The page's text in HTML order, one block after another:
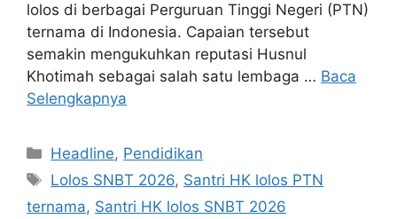
lolos di berbagai Perguruan Tinggi Negeri (PTN)
ternama di Indonesia. Capaian tersebut
semakin mengukuhkan reputasi Husnul
Khotimah sebagai salah satu lembaga … Baca
Selengkapnya
Kategori
Headline, Pendidikan
Tag
Lolos SNBT 2026, Santri HK lolos PTN
ternama, Santri HK lolos SNBT 2026